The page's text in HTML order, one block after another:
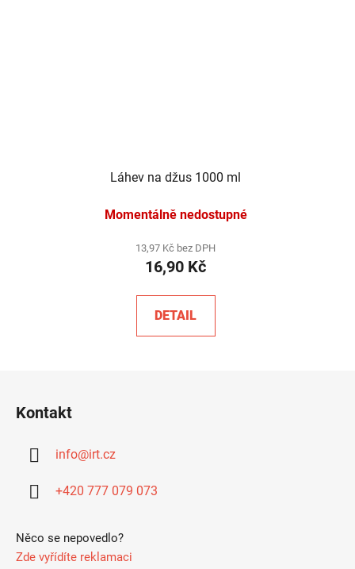
Láhev na džus 1000 ml
Momentálně nedostupné
13,97 Kč bez DPH
16,90 Kč
DETAIL
Kontakt
info@irt.cz
+420 777 079 073
Něco se nepovedlo?
Zde vyřídíte reklamaci